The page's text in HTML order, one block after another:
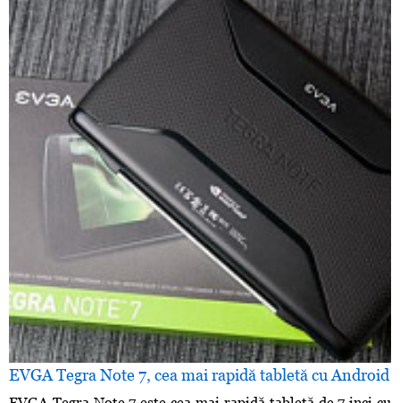
EVGA Tegra Note 7, cea mai rapidă tabletă cu Android